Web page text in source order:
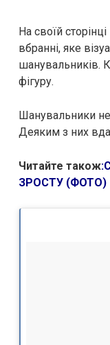
На своїй
вбранні, яке
шанувальників.
фігуру.
Шанувальники не
Деяким з них
Читайте також:
ЗРОСТУ (ФОТО)